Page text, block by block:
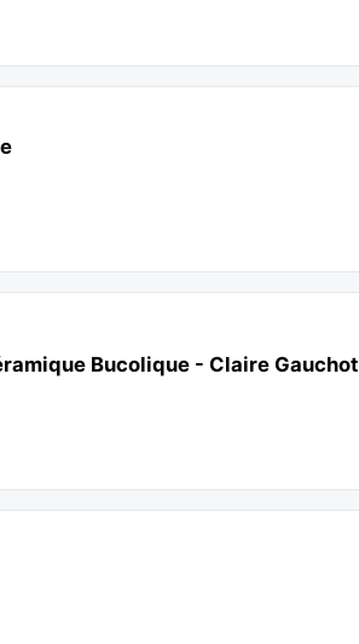
Bucolique - Claire Gauchot